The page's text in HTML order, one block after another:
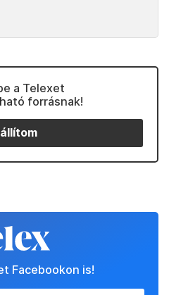
a Telexet
forrásnak!
Facebookon is!